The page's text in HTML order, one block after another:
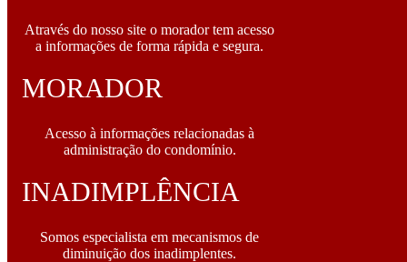
Através do nosso site o morador tem acesso
a informações de forma rápida e segura.
MORADOR
Acesso à informações relacionadas à
administração do condomínio.
INADIMPLÊNCIA
Somos especialista em mecanismos de
diminuição dos inadimplentes.